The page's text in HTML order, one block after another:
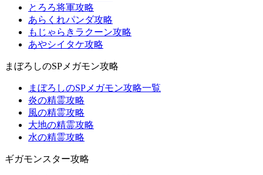
とろろ将軍攻略
あらくれパンダ攻略
もじゃらきラクーン攻略
あやシイタケ攻略
まぼろしのSPメガモン攻略
まぼろしのSPメガモン攻略一覧
炎の精霊攻略
風の精霊攻略
大地の精霊攻略
水の精霊攻略
ギガモンスター攻略